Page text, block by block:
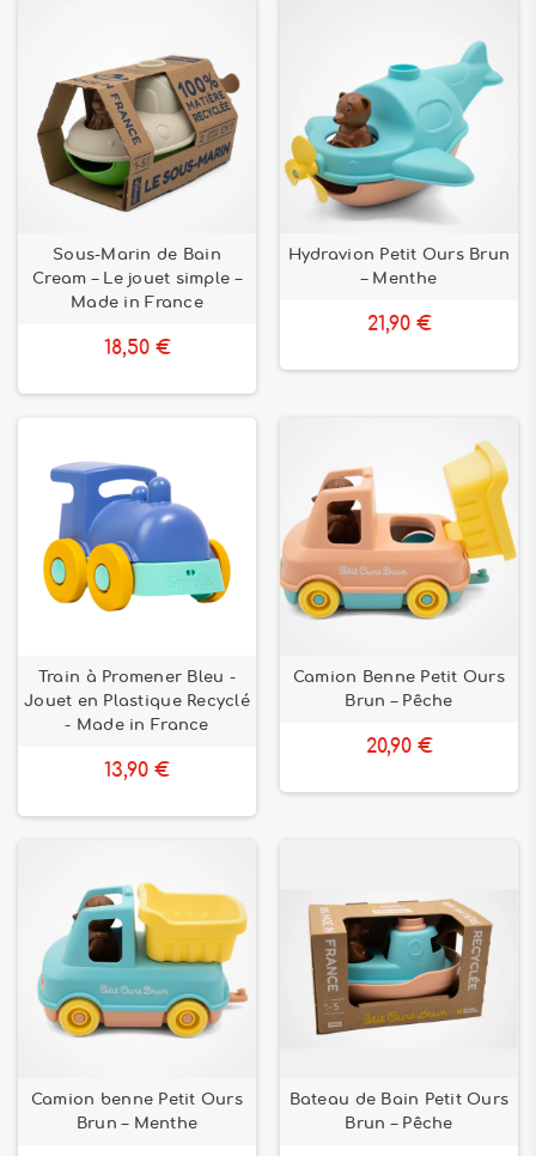
Sous-Marin de Bain
Cream – Le jouet simple –
Made in France
18,50 €
Hydravion Petit Ours Brun
– Menthe
21,90 €
Train à Promener Bleu -
Jouet en Plastique Recyclé
- Made in France
13,90 €
Camion Benne Petit Ours
Brun – Pêche
20,90 €
Camion benne Petit Ours
Brun – Menthe
Bateau de Bain Petit Ours
Brun – Pêche